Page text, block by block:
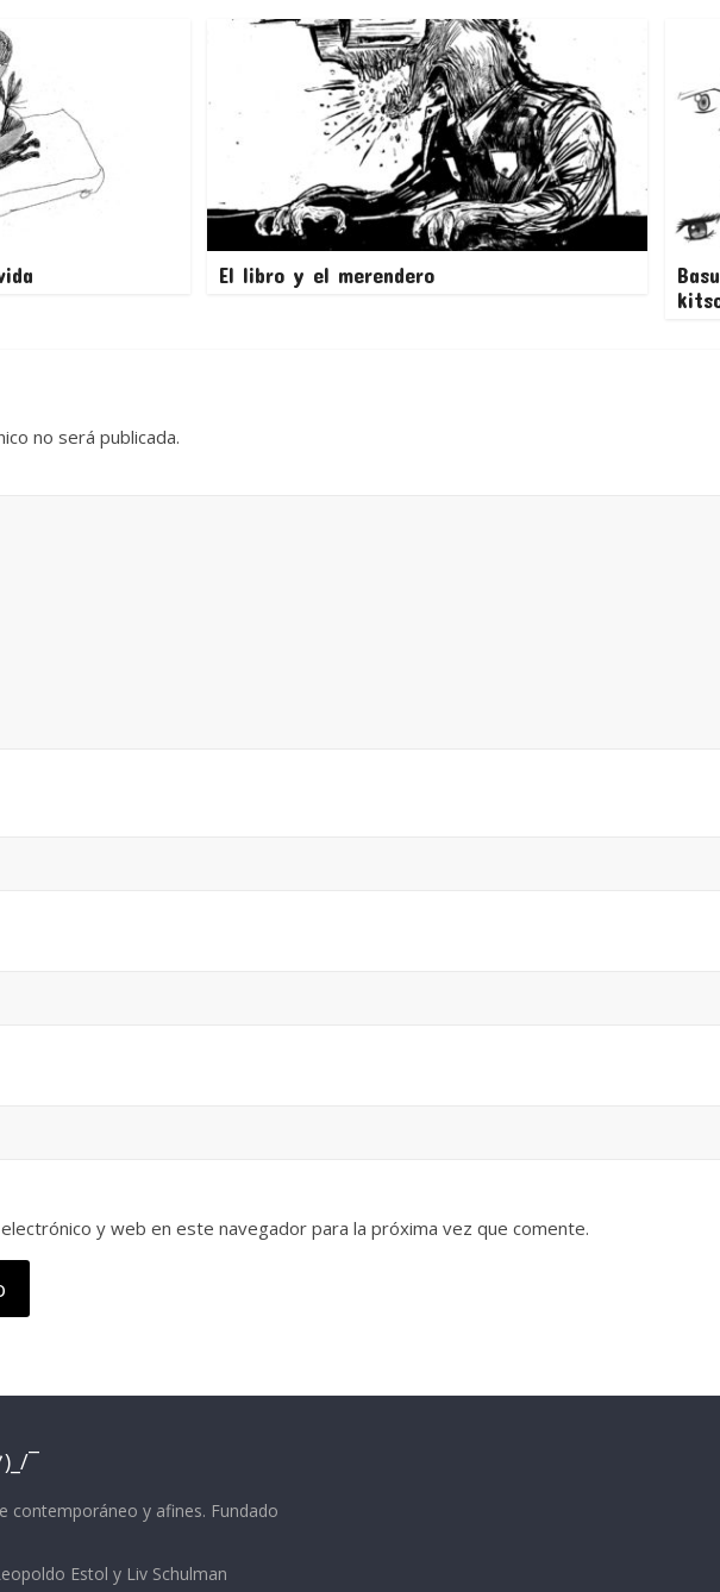
El libro y el merendero
no será publicada.
y web en este navegador para la próxima vez que comente.
¯
contemporáneo y afines. Fundado
Estol y Liv Schulman